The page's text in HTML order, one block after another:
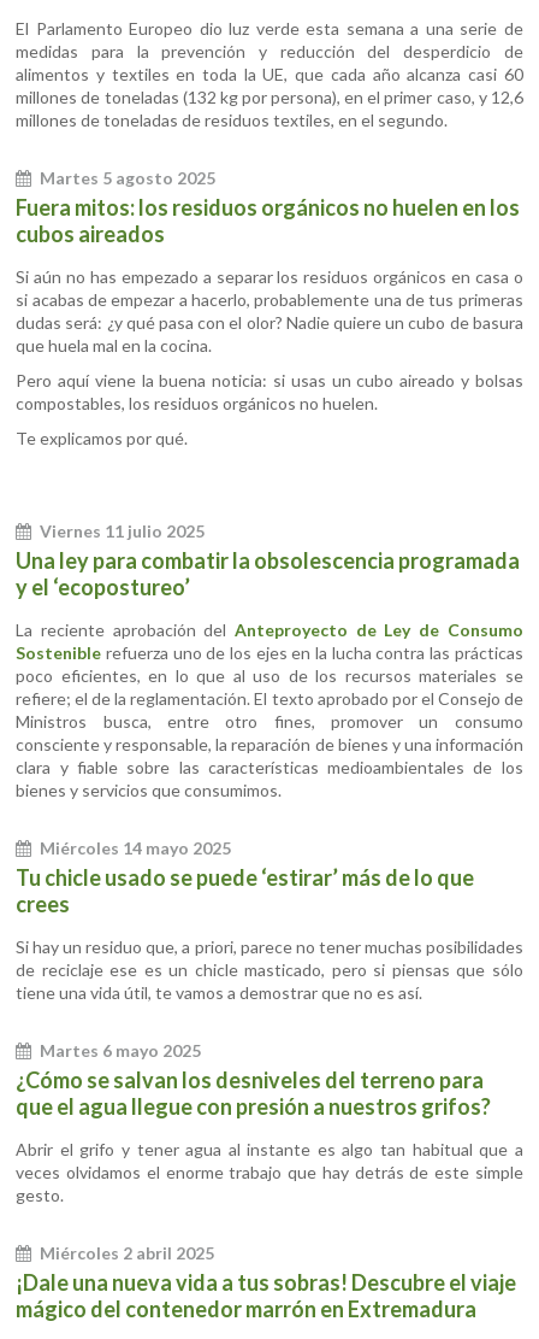
El Parlamento Europeo dio luz verde esta semana a una serie de
medidas para la prevención y reducción del desperdicio de
alimentos y textiles en toda la UE, que cada año alcanza casi 60
millones de toneladas (132 kg por persona), en el primer caso, y 12,6
millones de toneladas de residuos textiles, en el segundo.
Martes 5 agosto 2025
Fuera mitos: los residuos orgánicos no huelen en los
cubos aireados
Si aún no has empezado a separar los residuos orgánicos en casa o
si acabas de empezar a hacerlo, probablemente una de tus primeras
dudas será: ¿y qué pasa con el olor? Nadie quiere un cubo de basura
que huela mal en la cocina.
Pero aquí viene la buena noticia: si usas un cubo aireado y bolsas
compostables, los residuos orgánicos no huelen.
Te explicamos por qué.
Viernes 11 julio 2025
Una ley para combatir la obsolescencia programada
y el ‘ecopostureo’
La reciente aprobación del Anteproyecto de Ley de Consumo
Sostenible refuerza uno de los ejes en la lucha contra las prácticas
poco eficientes, en lo que al uso de los recursos materiales se
refiere; el de la reglamentación. El texto aprobado por el Consejo de
Ministros busca, entre otro fines, promover un consumo
consciente y responsable, la reparación de bienes y una información
clara y fiable sobre las características medioambientales de los
bienes y servicios que consumimos.
Miércoles 14 mayo 2025
Tu chicle usado se puede ‘estirar’ más de lo que
crees
Si hay un residuo que, a priori, parece no tener muchas posibilidades
de reciclaje ese es un chicle masticado, pero si piensas que sólo
tiene una vida útil, te vamos a demostrar que no es así.
Martes 6 mayo 2025
¿Cómo se salvan los desniveles del terreno para
que el agua llegue con presión a nuestros grifos?
Abrir el grifo y tener agua al instante es algo tan habitual que a
veces olvidamos el enorme trabajo que hay detrás de este simple
gesto.
Miércoles 2 abril 2025
¡Dale una nueva vida a tus sobras! Descubre el viaje
mágico del contenedor marrón en Extremadura